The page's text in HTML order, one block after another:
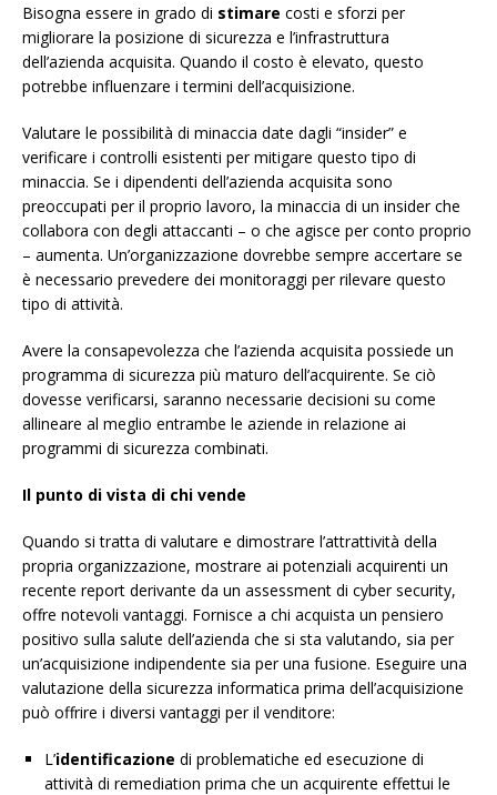
Bisogna essere in grado di stimare costi e sforzi per
migliorare la posizione di sicurezza e l’infrastruttura
dell’azienda acquisita. Quando il costo è elevato, questo
potrebbe influenzare i termini dell’acquisizione.
Valutare le possibilità di minaccia date dagli “insider” e
verificare i controlli esistenti per mitigare questo tipo di
minaccia. Se i dipendenti dell’azienda acquisita sono
preoccupati per il proprio lavoro, la minaccia di un insider che
collabora con degli attaccanti – o che agisce per conto proprio
– aumenta. Un’organizzazione dovrebbe sempre accertare se
è necessario prevedere dei monitoraggi per rilevare questo
tipo di attività.
Avere la consapevolezza che l’azienda acquisita possiede un
programma di sicurezza più maturo dell’acquirente. Se ciò
dovesse verificarsi, saranno necessarie decisioni su come
allineare al meglio entrambe le aziende in relazione ai
programmi di sicurezza combinati.
Il punto di vista di chi vende
Quando si tratta di valutare e dimostrare l’attrattività della
propria organizzazione, mostrare ai potenziali acquirenti un
recente report derivante da un assessment di cyber security,
offre notevoli vantaggi. Fornisce a chi acquista un pensiero
positivo sulla salute dell’azienda che si sta valutando, sia per
un’acquisizione indipendente sia per una fusione. Eseguire una
valutazione della sicurezza informatica prima dell’acquisizione
può offrire i diversi vantaggi per il venditore:
L’identificazione di problematiche ed esecuzione di
attività di remediation prima che un acquirente effettui le